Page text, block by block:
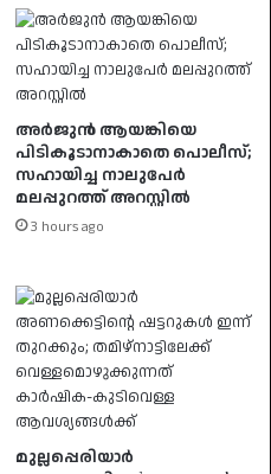
അർജുൻ ആയങ്കിയെ
പിടികൂടാനാകാതെ പൊലീസ്;
സഹായിച്ച നാലുപേർ
മലപ്പുറത്ത് അറസ്റ്റിൽ
3 hours ago
മുല്ലപ്പെരിയാർ